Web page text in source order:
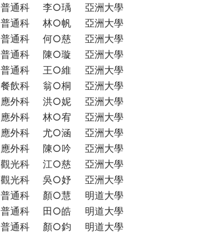
普通科
李○瑀 亞洲大學
普通科
林○帆 亞洲大學
普通科
何○慈 亞洲大學
普通科
陳○璇 亞洲大學
普通科
王○維 亞洲大學
餐飲科
翁○桐 亞洲大學
應外科
洪○妮 亞洲大學
應外科
林○宥 亞洲大學
應外科
尤○涵 亞洲大學
應外科
陳○吟 亞洲大學
觀光科
江○慈 亞洲大學
觀光科
吳○妤 亞洲大學
普通科
顏○慧 明道大學
普通科
田○皓 明道大學
普通科
顏○鈞 明道大學